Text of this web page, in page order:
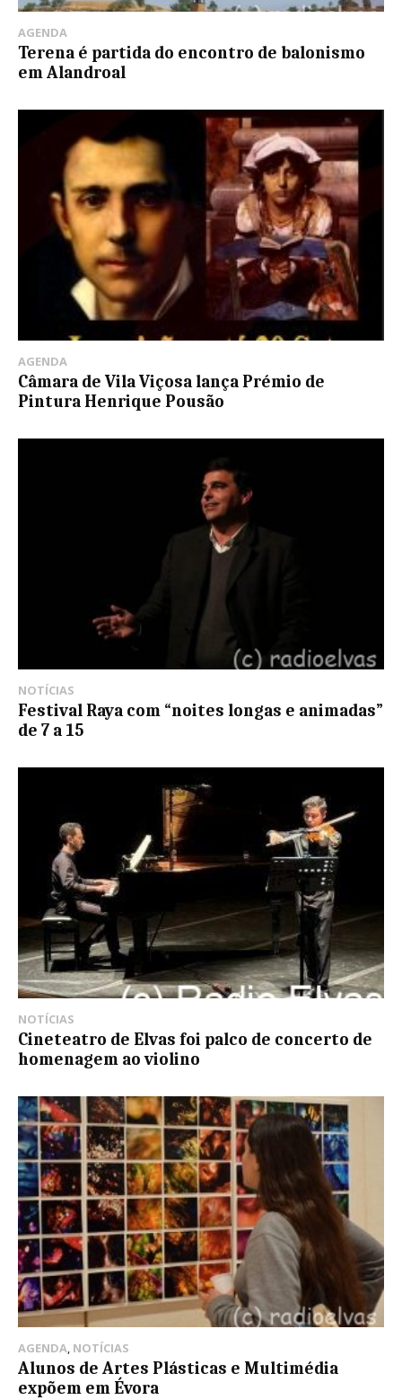
AGENDA
Terena é partida do encontro de balonismo
em Alandroal
AGENDA
Câmara de Vila Viçosa lança Prémio de
Pintura Henrique Pousão
NOTÍCIAS
Festival Raya com “noites longas e animadas”
de 7 a 15
NOTÍCIAS
Cineteatro de Elvas foi palco de concerto de
homenagem ao violino
AGENDA, NOTÍCIAS
Alunos de Artes Plásticas e Multimédia
expõem em Évora